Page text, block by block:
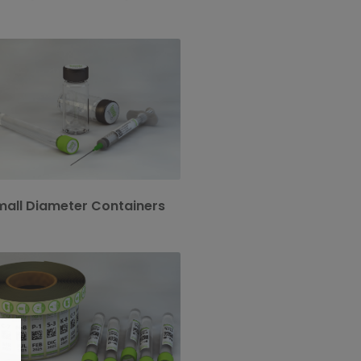
con volúmenes entre 10-150 ml
y diámetros típicos de 15-50 mm.
Diameter Containers
Pharma personaliza tus etiquetas
la impresión de los datos variables
que precise.